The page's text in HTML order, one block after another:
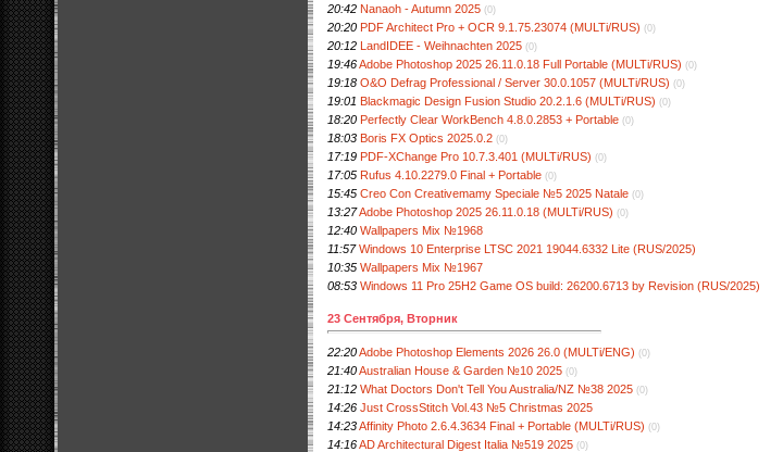
20:42 Nanaoh - Autumn 2025 (0)
20:20 PDF Architect Pro + OCR 9.1.75.23074 (MULTi/RUS) (0)
20:12 LandIDEE - Weihnachten 2025 (0)
19:46Adobe Photoshop 2025 26.11.0.18 Full Portable (MULTi/RUS) (0)
19:18 O&O Defrag Professional / Server 30.0.1057 (MULTi/RUS) (0)
19:01 Blackmagic Design Fusion Studio 20.2.1.6 (MULTi/RUS) (0)
18:20 Perfectly Clear WorkBench 4.8.0.2853 + Portable (0)
18:03 Boris FX Optics 2025.0.2 (0)
17:19 PDF-XChange Pro 10.7.3.401 (MULTi/RUS) (0)
17:05 Rufus 4.10.2279.0 Final + Portable (0)
15:45 Creo Con Creativemamy Speciale №5 2025 Natale (0)
13:27Adobe Photoshop 2025 26.11.0.18 (MULTi/RUS) (0)
12:40 Wallpapers Mix №1968
11:57 Windows 10 Enterprise LTSC 2021 19044.6332 Lite (RUS/2025)
10:35 Wallpapers Mix №1967
08:53 Windows 11 Pro 25H2 Game OS build: 26200.6713 by Revision (RUS/2025)
23 Сентября, Вторник
22:20Adobe Photoshop Elements 2026 26.0 (MULTi/ENG) (0)
21:40Australian House & Garden №10 2025 (0)
21:12 What Doctors Don't Tell You Australia/NZ №38 2025 (0)
14:26 Just CrossStitch Vol.43 №5 Christmas 2025
14:23Affinity Photo 2.6.4.3634 Final + Portable (MULTi/RUS) (0)
14:16AD Architectural Digest Italia №519 2025 (0)